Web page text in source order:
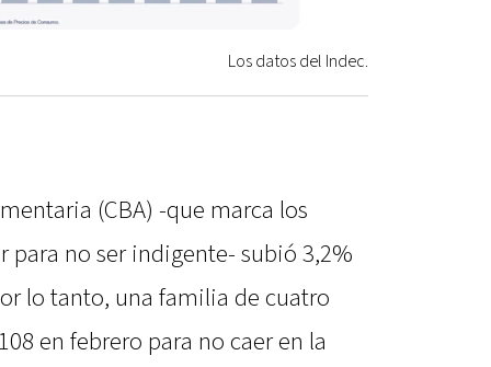
Los datos del Indec.
(CBA) -que marca los
para no ser indigente- subió 3,2%
lo tanto, una familia de cuatro
en febrero para no caer en la